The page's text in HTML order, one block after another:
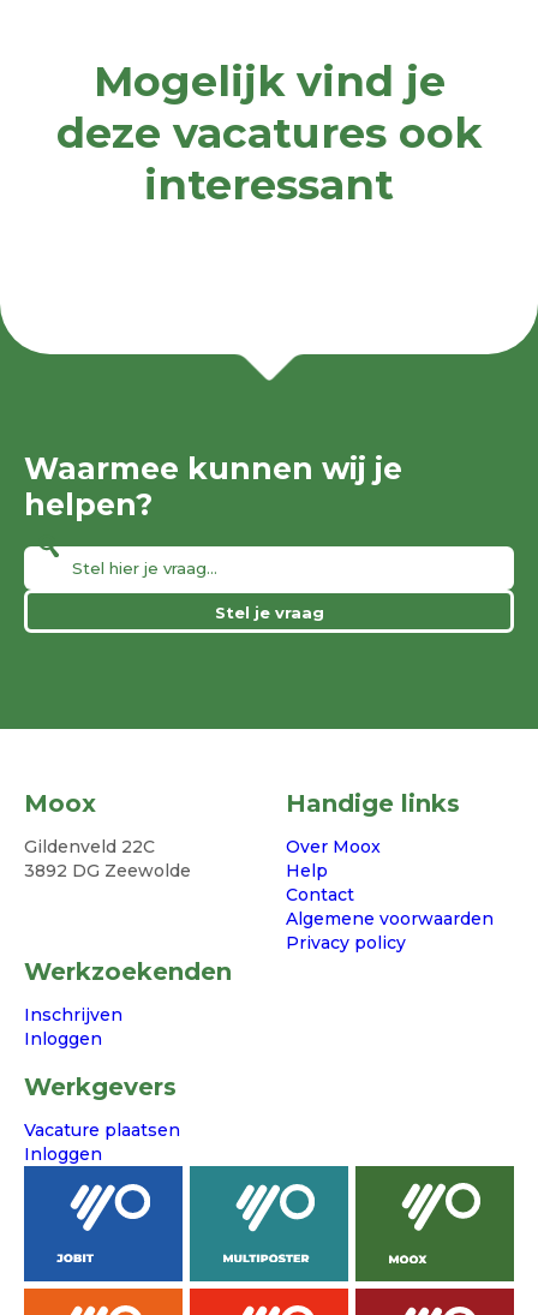
Mogelijk vind je
deze vacatures ook
interessant
Waarmee kunnen wij je
helpen?
Stel je vraag
Moox
Gildenveld 22C
3892 DG Zeewolde
Handige links
Over Moox
Help
Contact
Algemene voorwaarden
Privacy policy
Werkzoekenden
Inschrijven
Inloggen
Werkgevers
Vacature plaatsen
Inloggen